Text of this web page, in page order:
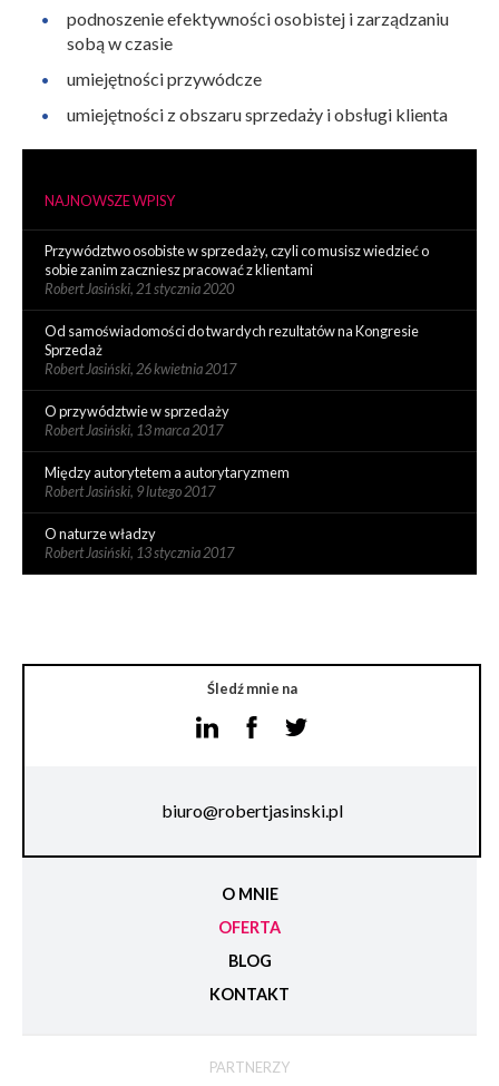
podnoszenie efektywności osobistej i zarządzaniu
sobą w czasie
umiejętności przywódcze
umiejętności z obszaru sprzedaży i obsługi klienta
NAJNOWSZE WPISY
Przywództwo osobiste w sprzedaży, czyli co musisz wiedzieć o
sobie zanim zaczniesz pracować z klientami
Robert Jasiński, 21 stycznia 2020
Od samoświadomości do twardych rezultatów na Kongresie
Sprzedaż
Robert Jasiński, 26 kwietnia 2017
O przywództwie w sprzedaży
Robert Jasiński, 13 marca 2017
Między autorytetem a autorytaryzmem
Robert Jasiński, 9 lutego 2017
O naturze władzy
Robert Jasiński, 13 stycznia 2017
Śledź mnie na
biuro@robertjasinski.pl
O MNIE
OFERTA
BLOG
KONTAKT
PARTNERZY